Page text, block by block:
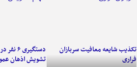
تکذیب شایعه معافیت سربازان
فراری
تشویش اذهان